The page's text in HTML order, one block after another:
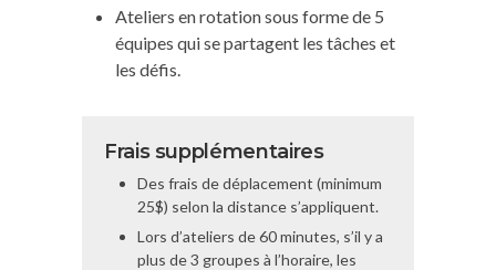
Ateliers en rotation sous forme de 5
équipes qui se partagent les tâches et
les défis.
Frais supplémentaires
Des frais de déplacement (minimum
25$) selon la distance s’appliquent.
Lors d’ateliers de 60 minutes, s’il y a
plus de 3 groupes à l’horaire, les